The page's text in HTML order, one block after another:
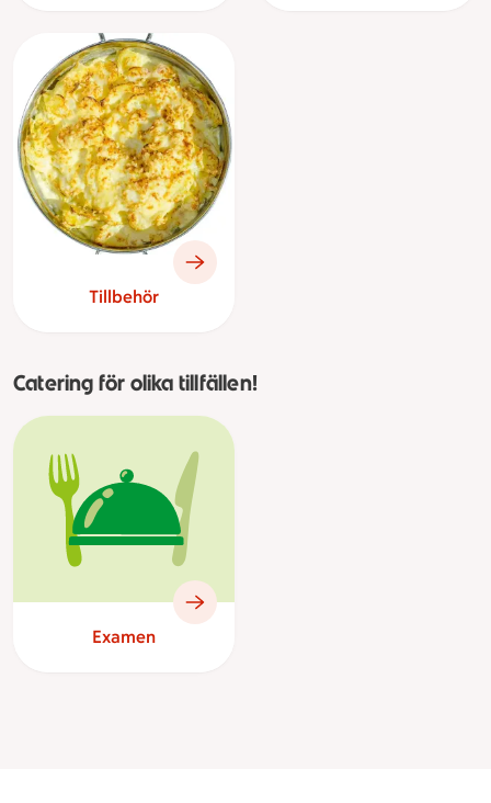
Tillbehör
Catering för olika tillfällen!
Examen